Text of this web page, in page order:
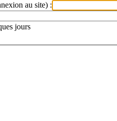
au site) :
jours